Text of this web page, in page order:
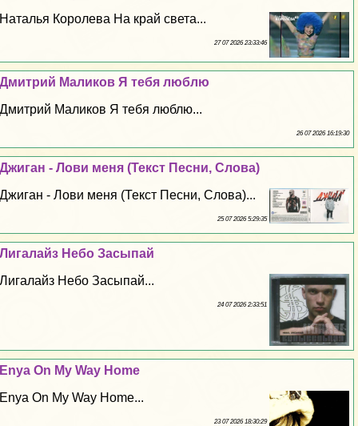
Наталья Королева На край света...
27 07 2026 23:33:46
Дмитрий Маликов Я тебя люблю
Дмитрий Маликов Я тебя люблю...
26 07 2026 16:19:30
Джиган - Лови меня (Текст Песни, Слова)
Джиган - Лови меня (Текст Песни, Слова)...
25 07 2026 5:29:35
Лигалайз Небо Засыпай
Лигалайз Небо Засыпай...
24 07 2026 2:33:51
Enya On My Way Home
Enya On My Way Home...
23 07 2026 18:30:29